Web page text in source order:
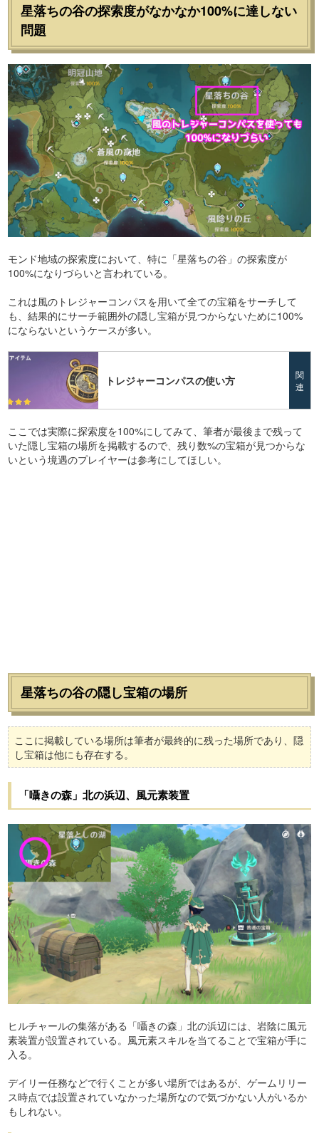
星落ちの谷の探索度がなかなか100%に達しない
問題
モンド地域の探索度において、特に「星落ちの谷」の探索度が
100%になりづらいと言われている。
これは風のトレジャーコンパスを用いて全ての宝箱をサーチして
も、結果的にサーチ範囲外の隠し宝箱が見つからないために100%
にならないというケースが多い。
トレジャーコンパスの使い方
関
連
ここでは実際に探索度を100%にしてみて、筆者が最後まで残って
いた隠し宝箱の場所を掲載するので、残り数%の宝箱が見つからな
いという境遇のプレイヤーは参考にしてほしい。
星落ちの谷の隠し宝箱の場所
ここに掲載している場所は筆者が最終的に残った場所であり、隠
し宝箱は他にも存在する。
「囁きの森」北の浜辺、風元素装置
ヒルチャールの集落がある「囁きの森」北の浜辺には、岩陰に風元
素装置が設置されている。風元素スキルを当てることで宝箱が手に
入る。
デイリー任務などで行くことが多い場所ではあるが、ゲームリリー
ス時点では設置されていなかった場所なので気づかない人がいるか
もしれない。